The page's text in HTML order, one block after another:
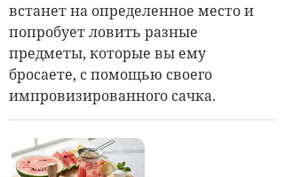
встанет на определенное место и
попробует ловить разные
предметы, которые вы ему
бросаете, с помощью своего
импровизированного сачка.